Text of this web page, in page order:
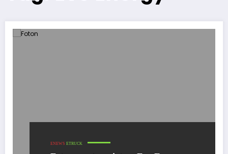
ENEWS ETRUCK